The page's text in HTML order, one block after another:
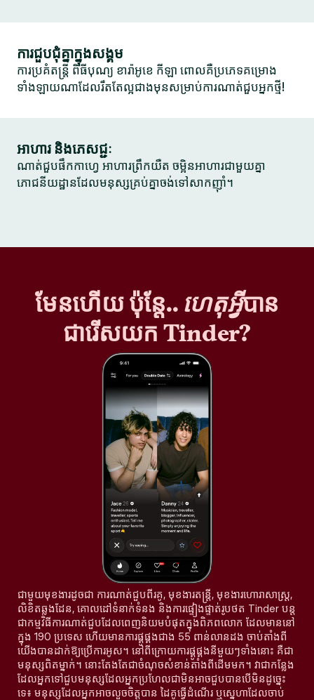
ការជួបជុំគ្នាក្នុងសង្គម
ការប្រគំតន្ត្រី ពិធីបុណ្យ ខារ៉ាអូខេ កីឡា ពោលគឺប្រភេទគម្រោង
ទាំងឡាយណាដែលរឹតតែល្អជាងមុនសម្រាប់ការណាត់ជួបអ្នកថ្មី!
អាហារ និងភេសជ្ជៈ
ណាត់ជួបផឹកកាហ្វេ អាហារព្រឹកយឺត ចម្អិនអាហារជាមួយគ្នា
ភោជនីយដ្ឋានដែលមនុស្សគ្រប់គ្នាចង់ទៅសាកញ៉ាំ។
មែនហើយ ប៉ុន្តែ.. ហេតុអ្វីបាន
ជារើសយក Tinder?
ជាមួយមុខងារដូចជា ការណាត់ជួបពីរគូ, មុខងារតន្រ្តី, មុខងារហោរាសាស្ត្រ,
លិខិតឆ្លងដែន, គោលដៅទំនាក់ទំនង និងការផ្ទៀងផ្ទាត់រូបថត Tinder បន្ត
ជាកម្មវិធីការណាត់ជួបដែលពេញនិយមបំផុតក្នុងពិភពលោក ដែលមាននៅ
ក្នុង 190 ប្រទេស ហើយមានការផ្គូផ្គងជាង 55 ពាន់លានដង ចាប់តាំងពី
យើងបានដាក់ឱ្យប្រើការអូស។ នៅពីក្រោយការផ្គូផ្គងនីមួយៗទាំងនោះ គឺជា
មនុស្សពិតម្នាក់។ នោះតែងតែជាចំណុចសំខាន់តាំងពីដើមមក។ វាជាកន្លែង
ដែលអ្នកទៅជួបមនុស្សដែលអ្នកប្រហែលជាមិនអាចជួបបានបើមិនដូច្នេះ
ទេ៖ មនុស្សដែលអ្នកអាចលួចចិត្តបាន ដៃគូធ្វើដំណើរ ឬស្នេហាដែលចាប់